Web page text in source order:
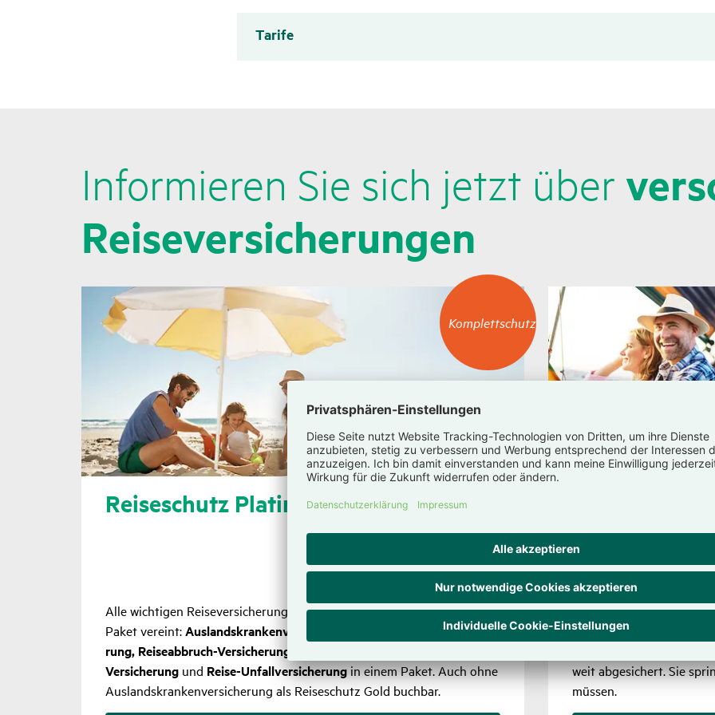
Tarife
Infor­mieren Sie sich jetzt über
Reise­ver­si­che­rungen
Komplettschutz
Komplettschutz
Reise­schutz Platin für eine Reise
Alle wich­tigen Reise­ver­si­che­rungen für eine Auslands­reise in einem
Paket vereint:Auslands­kran­ken­ver­si­che­rung, Reise­rück­tritts­ver­si­che­
rung, Reise­ab­bruch-Versi­che­rung, Notfall-Versi­che­rung, Reise­ge­päck-
Versi­che­rung und Reise-Unfall­ver­si­che­rungin einem Paket. Auch ohne
Auslands­kran­ken­ver­si­che­rung als Reise­schutz Gold buchbar.
Versi­che­rung
Jahres-
Die
teuren Stor­nie­rungen,
weit abge­si­chert. Sie
müssen.